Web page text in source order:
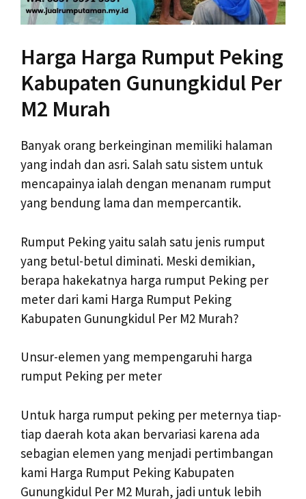
Harga Harga Rumput Peking
Kabupaten Gunungkidul Per
M2 Murah
Banyak orang berkeinginan memiliki halaman
yang indah dan asri. Salah satu sistem untuk
mencapainya ialah dengan menanam rumput
yang bendung lama dan mempercantik.
Rumput Peking yaitu salah satu jenis rumput
yang betul-betul diminati. Meski demikian,
berapa hakekatnya harga rumput Peking per
meter dari kami Harga Rumput Peking
Kabupaten Gunungkidul Per M2 Murah?
Unsur-elemen yang mempengaruhi harga
rumput Peking per meter
Untuk harga rumput peking per meternya tiap-
tiap daerah kota akan bervariasi karena ada
sebagian elemen yang menjadi pertimbangan
kami Harga Rumput Peking Kabupaten
Gunungkidul Per M2 Murah, jadi untuk lebih